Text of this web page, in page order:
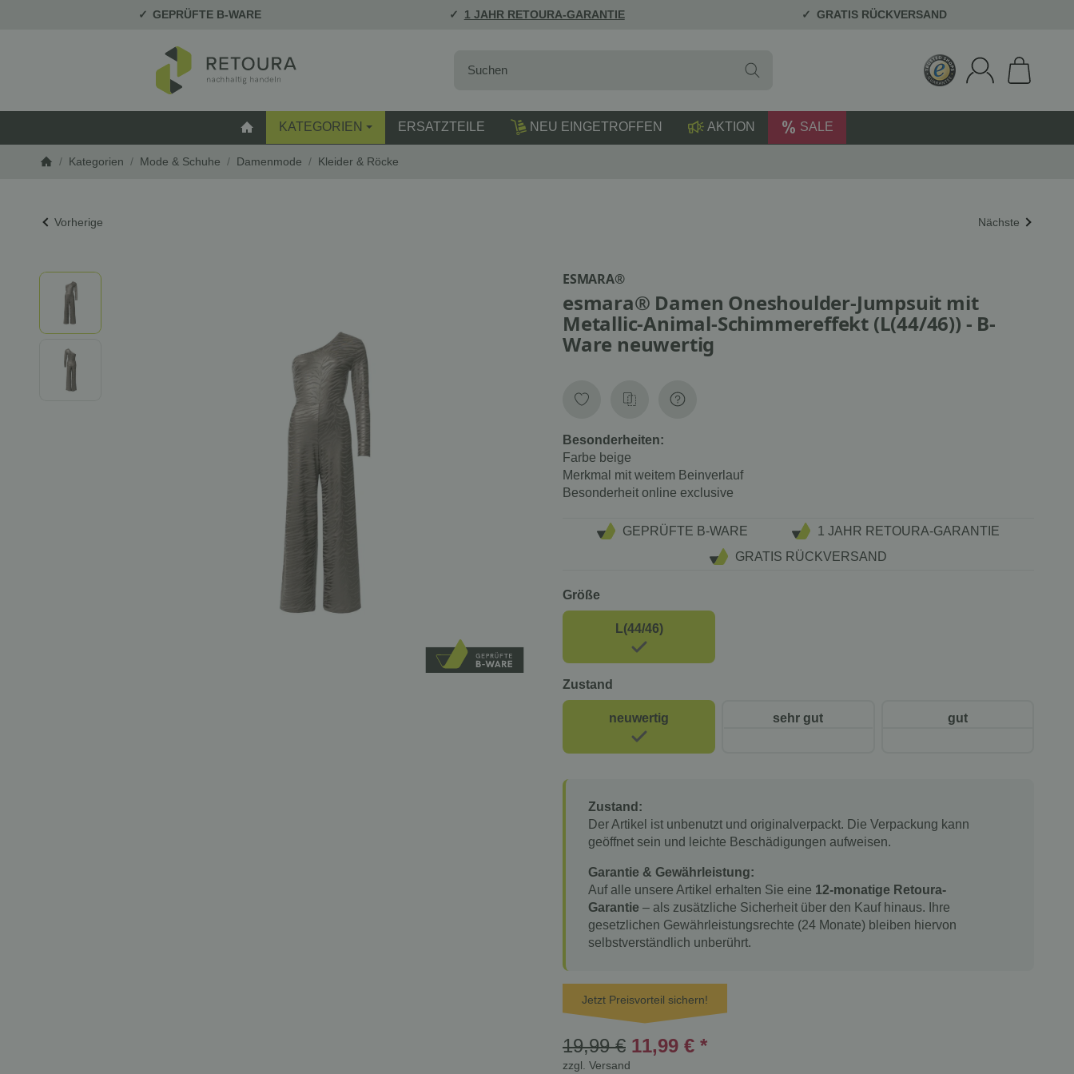
GEPRÜFTE B-WARE 1 JAHR RETOURA-GARANTIE GRATIS RÜCKVERSAND
STARTSEITE
KATEGORIEN ERSATZTEILE NEU EINGETROFFEN AKTION SALE
/ Kategorien / Mode & Schuhe / Damenmode / Kleider & Röcke
Vorherige Nächste
ESMARA®
esmara® Damen Oneshoulder-Jumpsuit mit
Metallic-Animal-Schimmereffekt (L(44/46)) - B-
Ware neuwertig
Besonderheiten:
Farbe beige
Merkmal mit weitem Beinverlauf
Besonderheit online exclusive
GEPRÜFTE B-WARE
1 JAHR RETOURA-GARANTIE
GRATIS RÜCKVERSAND
Größe
L(44/46)
Zustand
neuwertig sehr gut gut
Zustand:
Der Artikel ist unbenutzt und originalverpackt. Die Verpackung kann
geöffnet sein und leichte Beschädigungen aufweisen.
Garantie & Gewährleistung:
Auf alle unsere Artikel erhalten Sie eine 12-monatige Retoura-
Garantie – als zusätzliche Sicherheit über den Kauf hinaus. Ihre
gesetzlichen Gewährleistungsrechte (24 Monate) bleiben hiervon
selbstverständlich unberührt.
Jetzt Preisvorteil sichern!
19,99 € 11,99 € *
zzgl. Versand